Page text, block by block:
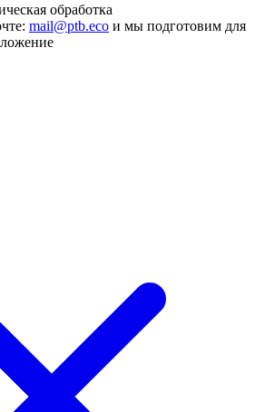
обработка
mail@ptb.eco и мы подготовим для